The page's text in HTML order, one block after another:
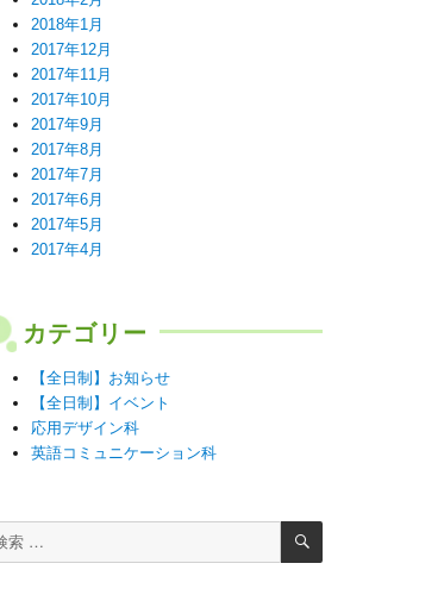
2018年1月
2017年12月
2017年11月
2017年10月
2017年9月
2017年8月
2017年7月
2017年6月
2017年5月
2017年4月
カテゴリー
【全日制】お知らせ
【全日制】イベント
応用デザイン科
英語コミュニケーション科
検